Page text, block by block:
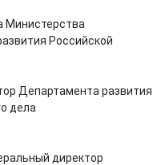
Министерства
Российской
Департамента развития
дела
директор